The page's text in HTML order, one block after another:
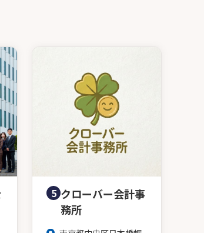
5 クローバー会計事
務所